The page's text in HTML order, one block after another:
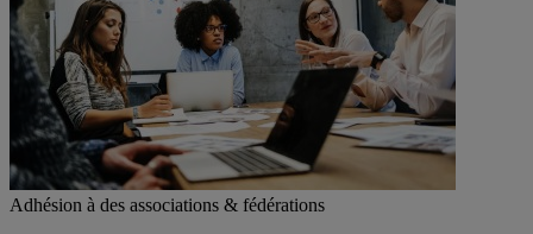
Adhésion à des associations & fédérations